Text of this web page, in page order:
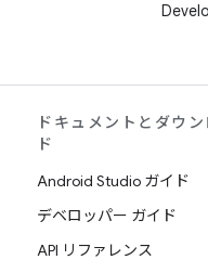
ドキュメントとダウン
ド
Android Studio ガイド
デベロッパー ガイド
API リファレンス